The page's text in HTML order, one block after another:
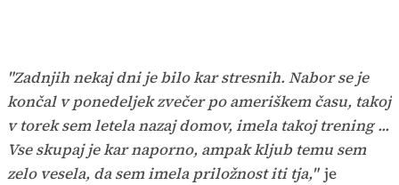
"Zadnjih nekaj dni je bilo kar stresnih. Nabor se je
končal v ponedeljek zvečer po ameriškem času, takoj
v torek sem letela nazaj domov, imela takoj trening ...
Vse skupaj je kar naporno, ampak kljub temu sem
zelo vesela, da sem imela priložnost iti tja," je